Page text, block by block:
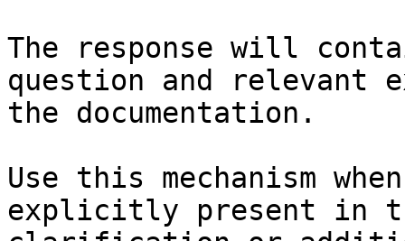
The response will
question and relevant
the documentation.
Use this mechanism
explicitly present in